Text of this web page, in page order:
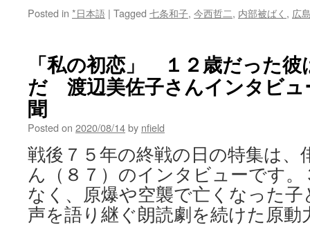
Posted in *日本語 | Tagged 七条和子, 今西哲二, 内部被ばく , 広
「私の初恋」 １２歳だった彼
だ 渡辺美佐子さんインタビ
聞
Posted on 2020/08/14by nfield
戦後７５年の終戦の日の特集は、
ん（８７）のインタビューです
なく、原爆や空襲で亡くなった
声を語り継ぐ朗読劇を続けた原